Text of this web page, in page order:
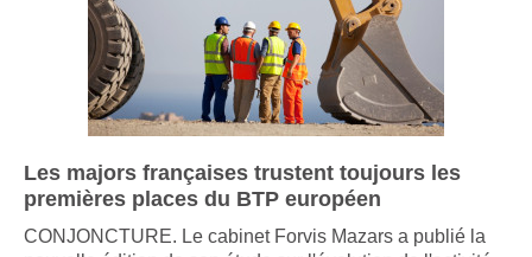
Les majors françaises trustent toujours les
premières places du BTP européen
CONJONCTURE. Le cabinet Forvis Mazars a publié la